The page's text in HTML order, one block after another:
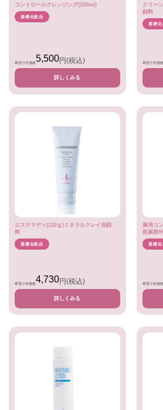
コントロールクレンジング(200ml)
基礎化粧品
希望小売価格5,500円(税込)
詳しくみる
クリー
顔料
基礎化
希望小売価格
エステマディ(120ｇ)ミネラルクレイ洗顔
料
基礎化粧品
希望小売価格4,730円(税込)
詳しくみる
薬用コ
医薬部
基礎化
希望小売価格